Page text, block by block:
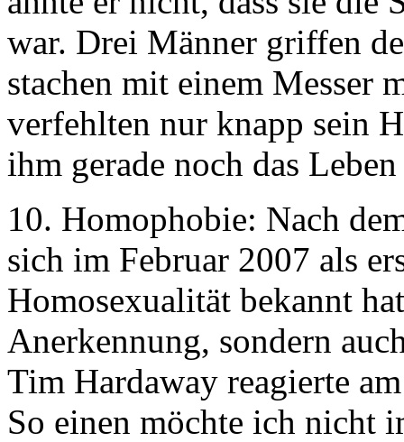
war. Drei Männer griffen
stachen mit einem Messer
verfehlten nur knapp sein
ihm gerade noch das
10. Homophobie: Nach
sich im Februar 2007 als
Homosexualität bekannt
Anerkennung, sondern
Tim Hardaway reagierte
So einen möchte ich nicht